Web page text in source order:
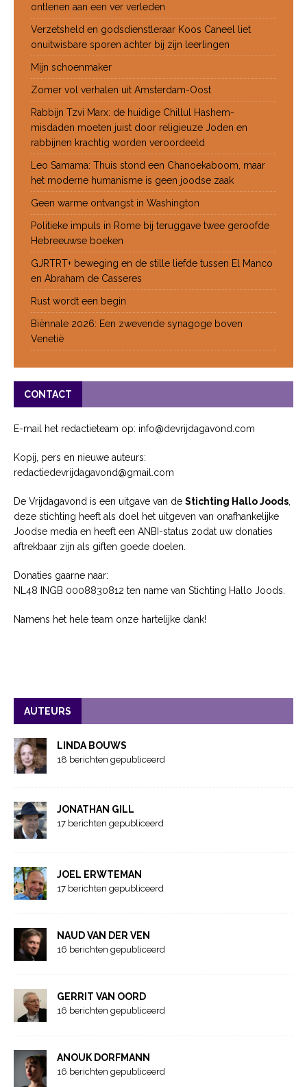
ontlenen aan een ver verleden
Verzetsheld en godsdienstleraar Koos Caneel liet
onuitwisbare sporen achter bij zijn leerlingen
Mijn schoenmaker
Zomer vol verhalen uit Amsterdam-Oost
Rabbijn Tzvi Marx: de huidige Chillul Hashem-
misdaden moeten juist door religieuze Joden en
rabbijnen krachtig worden veroordeeld
Leo Samama: Thuis stond een Chanoekaboom, maar
het moderne humanisme is geen joodse zaak
Geen warme ontvangst in Washington
Politieke impuls in Rome bij teruggave twee geroofde
Hebreeuwse boeken
GJRTRT+ beweging en de stille liefde tussen El Manco
en Abraham de Casseres
Rust wordt een begin
Biënnale 2026: Een zwevende synagoge boven
Venetië
CONTACT
E-mail het redactieteam op: info@devrijdagavond.com
Kopij, pers en nieuwe auteurs:
redactiedevrijdagavond@gmail.com
De Vrijdagavond is een uitgave van de Stichting Hallo Joods,
deze stichting heeft als doel het uitgeven van onafhankelijke
Joodse media en heeft een ANBI-status zodat uw donaties
aftrekbaar zijn als giften goede doelen.
Donaties gaarne naar:
NL48 INGB 0008830812 ten name van Stichting Hallo Joods.
Namens het hele team onze hartelijke dank!
AUTEURS
LINDA BOUWS
18 berichten gepubliceerd
JONATHAN GILL
17 berichten gepubliceerd
JOEL ERWTEMAN
17 berichten gepubliceerd
NAUD VAN DER VEN
16 berichten gepubliceerd
GERRIT VAN OORD
16 berichten gepubliceerd
ANOUK DORFMANN
16 berichten gepubliceerd